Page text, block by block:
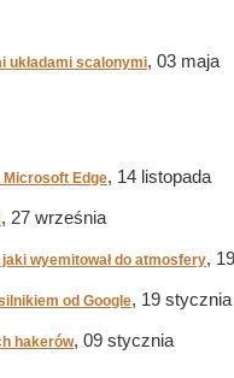
układami scalonymi, 03 maja
Microsoft Edge, 14 listopada
, 27 września
wyemitował do atmosfery,
od Google, 19 stycznia
hakerów, 09 stycznia